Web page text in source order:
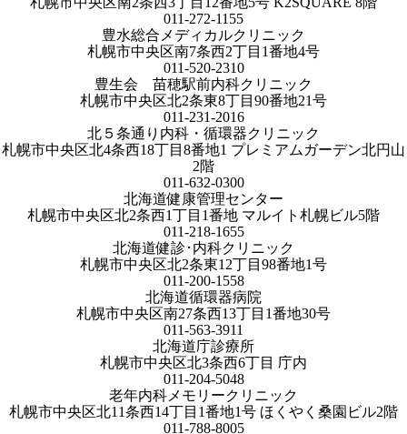
011-272-1155
豊水総合メディカルクリニック
札幌市中央区南7条西2丁目1番地4号
011-520-2310
豊生会 苗穂駅前内科クリニック
札幌市中央区北2条東8丁目90番地21号
011-231-2016
北５条通り内科・循環器クリニック
札幌市中央区北4条西18丁目8番地1 プレミアムガーデン北円山
2階
011-632-0300
北海道健康管理センター
札幌市中央区北2条西1丁目1番地 マルイト札幌ビル5階
011-218-1655
北海道健診･内科クリニック
札幌市中央区北2条東12丁目98番地1号
011-200-1558
北海道循環器病院
札幌市中央区南27条西13丁目1番地30号
011-563-3911
北海道庁診療所
札幌市中央区北3条西6丁目 庁内
011-204-5048
老年内科メモリークリニック
札幌市中央区北11条西14丁目1番地1号 ほくやく桑園ビル2階
011-788-8005